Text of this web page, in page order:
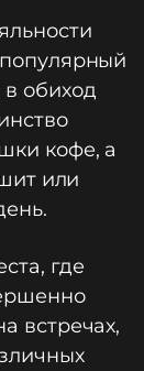
обиход
кофе, а
или
где
встречах,